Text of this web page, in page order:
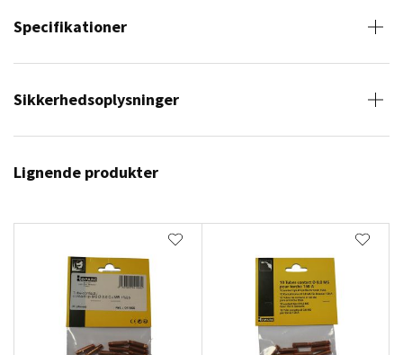
Specifikationer
Sikkerhedsoplysninger
Lignende produkter